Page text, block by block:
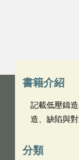
書籍介紹
記載低壓鑄
造、缺陷與
分類